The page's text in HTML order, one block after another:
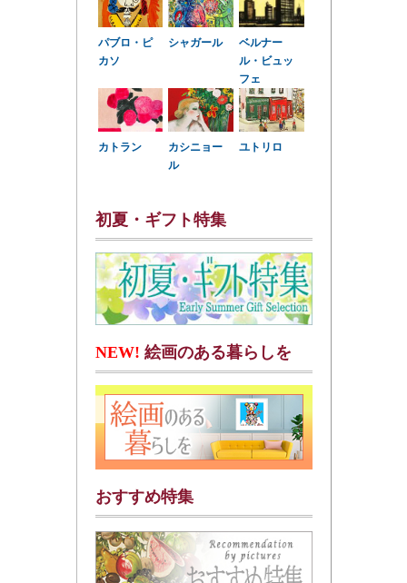
パブロ・ピ
カソ
シャガール
ベルナー
ル・ビュッ
フェ
カトラン
カシニョー
ル
ユトリロ
初夏・ギフト特集
NEW! 絵画のある暮らしを
おすすめ特集